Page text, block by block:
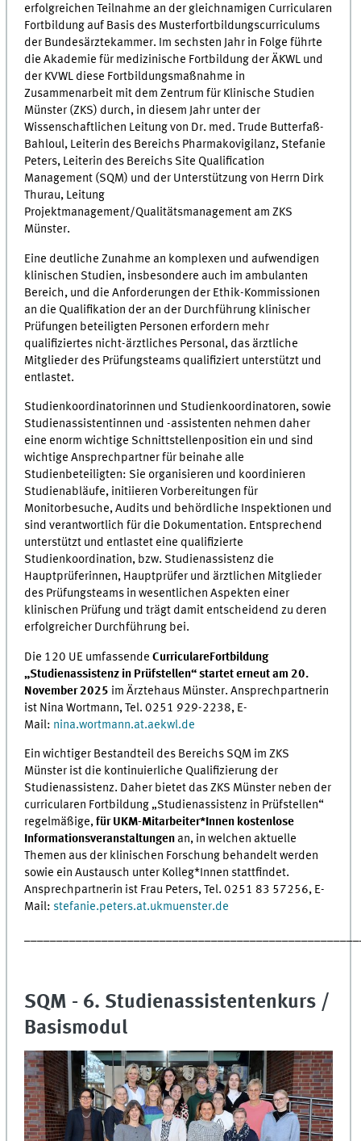
erfolgreichen Teilnahme an der gleichnamigen Curricularen
Fortbildung auf Basis des Musterfortbildungscurriculums
der Bundesärztekammer. Im sechsten Jahr in Folge führte
die Akademie für medizinische Fortbildung der ÄKWL und
der KVWL diese Fortbildungsmaßnahme in
Zusammenarbeit mit dem Zentrum für Klinische Studien
Münster (ZKS) durch, in diesem Jahr unter der
Wissenschaftlichen Leitung von Dr. med. Trude Butterfaß-
Bahloul, Leiterin des Bereichs Pharmakovigilanz, Stefanie
Peters, Leiterin des Bereichs Site Qualification
Management (SQM) und der Unterstützung von Herrn Dirk
Thurau, Leitung
Projektmanagement/Qualitätsmanagement am ZKS
Münster.
Eine deutliche Zunahme an komplexen und aufwendigen
klinischen Studien, insbesondere auch im ambulanten
Bereich, und die Anforderungen der Ethik-Kommissionen
an die Qualifikation der an der Durchführung klinischer
Prüfungen beteiligten Personen erfordern mehr
qualifiziertes nicht-ärztliches Personal, das ärztliche
Mitglieder des Prüfungsteams qualifiziert unterstützt und
entlastet.
Studienkoordinatorinnen und Studienkoordinatoren, sowie
Studienassistentinnen und -assistenten nehmen daher
eine enorm wichtige Schnittstellenposition ein und sind
wichtige Ansprechpartner für beinahe alle
Studienbeteiligten: Sie organisieren und koordinieren
Studienabläufe, initiieren Vorbereitungen für
Monitorbesuche, Audits und behördliche Inspektionen und
sind verantwortlich für die Dokumentation. Entsprechend
unterstützt und entlastet eine qualifizierte
Studienkoordination, bzw. Studienassistenz die
Hauptprüferinnen, Hauptprüfer und ärztlichen Mitglieder
des Prüfungsteams in wesentlichen Aspekten einer
klinischen Prüfung und trägt damit entscheidend zu deren
erfolgreicher Durchführung bei.
Die 120 UE umfassende CurriculareFortbildung
„Studienassistenz in Prüfstellen“ startet erneut am 20.
November 2025 im Ärztehaus Münster. Ansprechpartnerin
ist Nina Wortmann, Tel. 0251 929-2238, E-
Mail: nina.wortmann.at.aekwl.de
Ein wichtiger Bestandteil des Bereichs SQM im ZKS
Münster ist die kontinuierliche Qualifizierung der
Studienassistenz. Daher bietet das ZKS Münster neben der
curricularen Fortbildung „Studienassistenz in Prüfstellen“
regelmäßige,für UKM-Mitarbeiter*Innen kostenlose
Informationsveranstaltungen an, in welchen aktuelle
Themen aus der klinischen Forschung behandelt werden
sowie ein Austausch unter Kolleg*Innen stattfindet.
Ansprechpartnerin ist Frau Peters, Tel. 0251 83 57256, E-
Mail: stefanie.peters.at.ukmuenster.de
SQM - 6. Studienassistentenkurs /
Basismodul